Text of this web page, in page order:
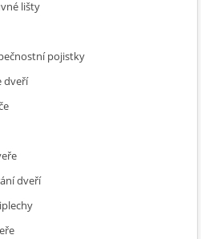
lišty
pojistky
dveří
dveří